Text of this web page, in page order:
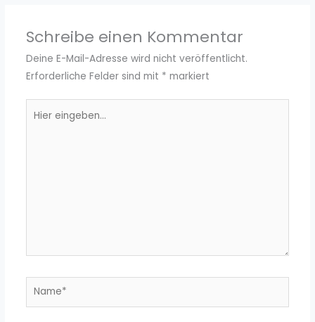
Schreibe einen Kommentar
Deine E-Mail-Adresse wird nicht veröffentlicht.
Erforderliche Felder sind mit * markiert
eingeben…
Name*